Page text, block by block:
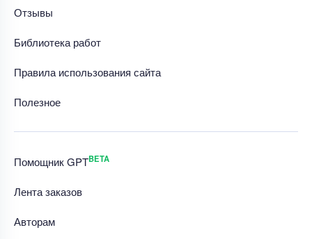
Отзывы
Библиотека работ
Правила использования сайта
Полезное
Помощник GPTBETA
Лента заказов
Авторам